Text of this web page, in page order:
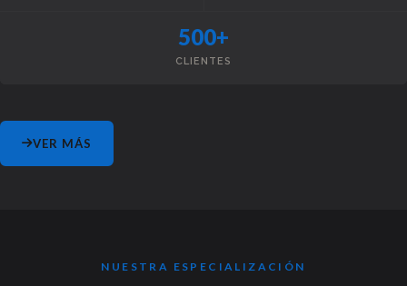
500+
CLIENTES
VER MÁS
NUESTRA ESPECIALIZACIÓN